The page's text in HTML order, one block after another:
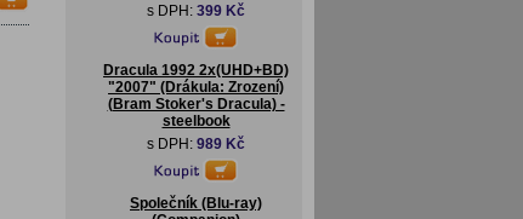
s DPH: 399 Kč
Dracula 1992 2x(UHD+BD)
"2007" (Drákula: Zrození)
(Bram Stoker's Dracula) -
steelbook
s DPH: 989 Kč
Společník (Blu-ray)